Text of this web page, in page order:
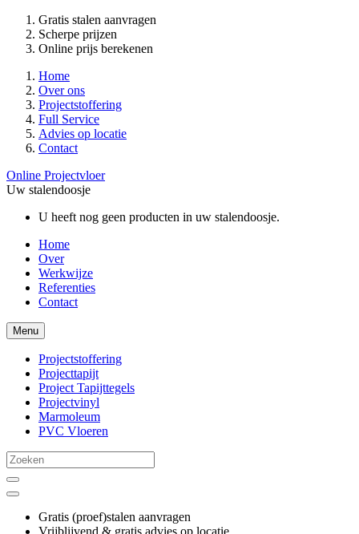
Gratis stalen aanvragen
Scherpe prijzen
Online prijs berekenen
Home
Over ons
Projectstoffering
Full Service
Advies op locatie
Contact
Online Projectvloer
Uw stalendoosje
U heeft nog geen producten in uw stalendoosje.
Home
Over
Werkwijze
Referenties
Contact
Menu
Projectstoffering
Projecttapijt
Project Tapijttegels
Projectvinyl
Marmoleum
PVC Vloeren
Gratis (proef)stalen aanvragen
Vrijblijvend & gratis advies op locatie